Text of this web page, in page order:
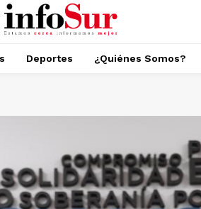
Deportes ¿Quiénes Somos?